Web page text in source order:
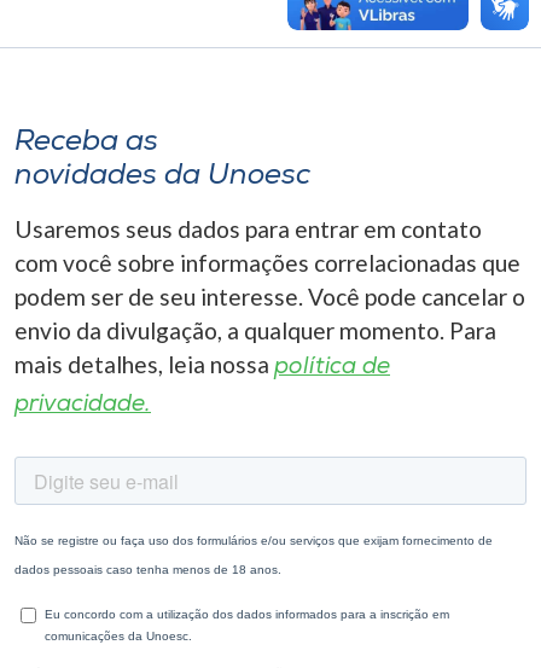
Receba as
novidades da Unoesc
Usaremos seus dados para entrar em contato
com você sobre informações correlacionadas que
podem ser de seu interesse. Você pode cancelar o
envio da divulgação, a qualquer momento. Para
mais detalhes, leia nossa política de
privacidade.